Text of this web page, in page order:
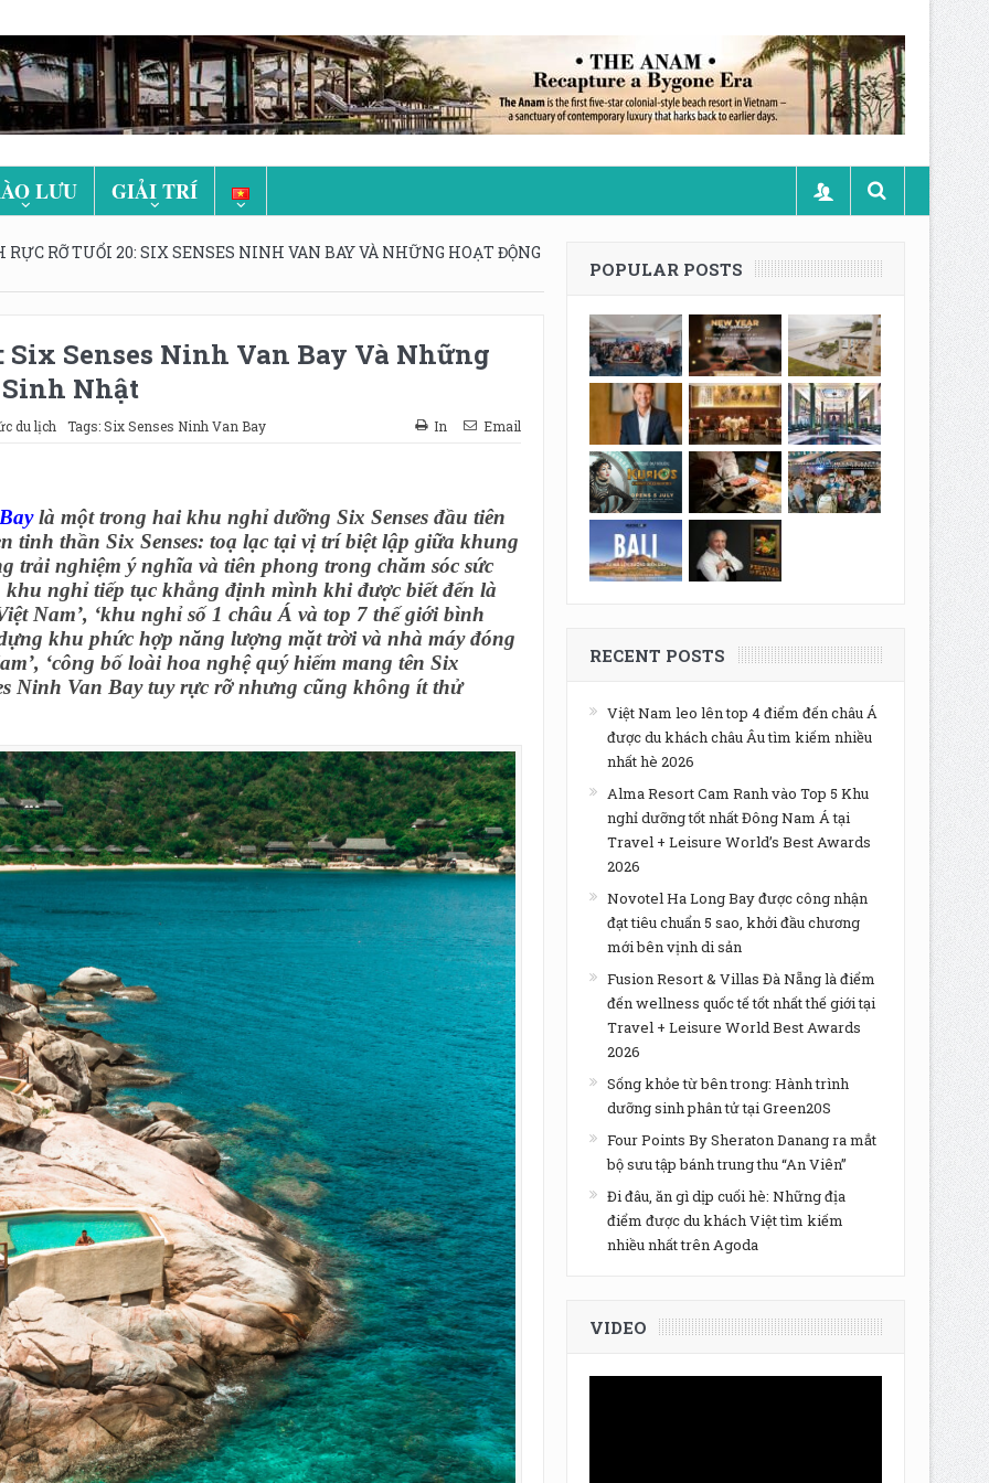
LƯU GIẢI TRÍ
RỠ TUỔI 20: SIX SENSES NINH VAN BAY VÀ NHỮNG HOẠT ĐỘNG
Senses Ninh Van Bay Và Những
Nhật
du lịch Tags:Six Senses Ninh Van Bay In Email
là một trong hai khu nghỉ dưỡng Six Senses đầu tiên
tinh thần Six Senses: toạ lạc tại vị trí biệt lập giữa khung
trải nghiệm ý nghĩa và tiên phong trong chăm sóc sức
nghỉ tiếp tục khẳng định mình khi được biết đến là
Nam’, ‘khu nghỉ số 1 châu Á và top 7 thế giới bình
khu phức hợp năng lượng mặt trời và nhà máy đóng
‘công bố loài hoa nghệ quý hiếm mang tên Six
Ninh Van Bay tuy rực rỡ nhưng cũng không ít thử
POPULAR POSTS
RECENT POSTS
Việt Nam leo lên top 4 điểm đến châu Á
được du khách châu Âu tìm kiếm nhiều
nhất hè 2026
Alma Resort Cam Ranh vào Top 5 Khu
nghỉ dưỡng tốt nhất Đông Nam Á tại
Travel + Leisure World’s Best Awards
2026
Novotel Ha Long Bay được công nhận
đạt tiêu chuẩn 5 sao, khởi đầu chương
mới bên vịnh di sản
Fusion Resort & Villas Đà Nẵng là điểm
đến wellness quốc tế tốt nhất thế giới tại
Travel + Leisure World Best Awards
2026
Sống khỏe từ bên trong: Hành trình
dưỡng sinh phân tử tại Green20S
Four Points By Sheraton Danang ra mắt
bộ sưu tập bánh trung thu “An Viên”
Đi đâu, ăn gì dịp cuối hè: Những địa
điểm được du khách Việt tìm kiếm
nhiều nhất trên Agoda
VIDEO